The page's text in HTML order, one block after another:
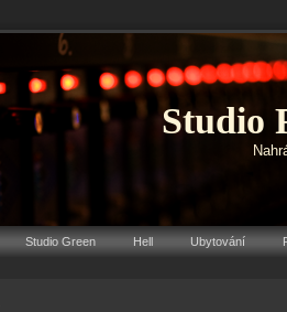
Studio
Studio Green Hell Ubytování